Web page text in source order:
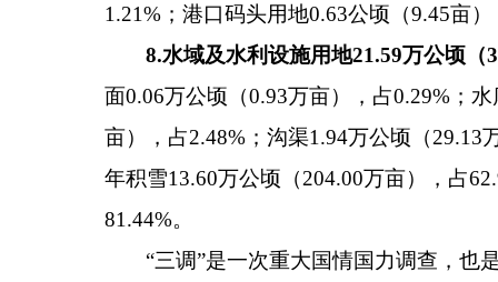
1.21%；港口码头用地0.63公顷（9.45亩
8.水域及水利设施用地21.59万公顷（
面0.06万公顷（0.93万亩），占0.29%；
亩），占2.48%；沟渠1.94万公顷（29.13
年积雪13.60万公顷（204.00万亩），占
81.44%。
“三调”是一次重大国情国力调查，也